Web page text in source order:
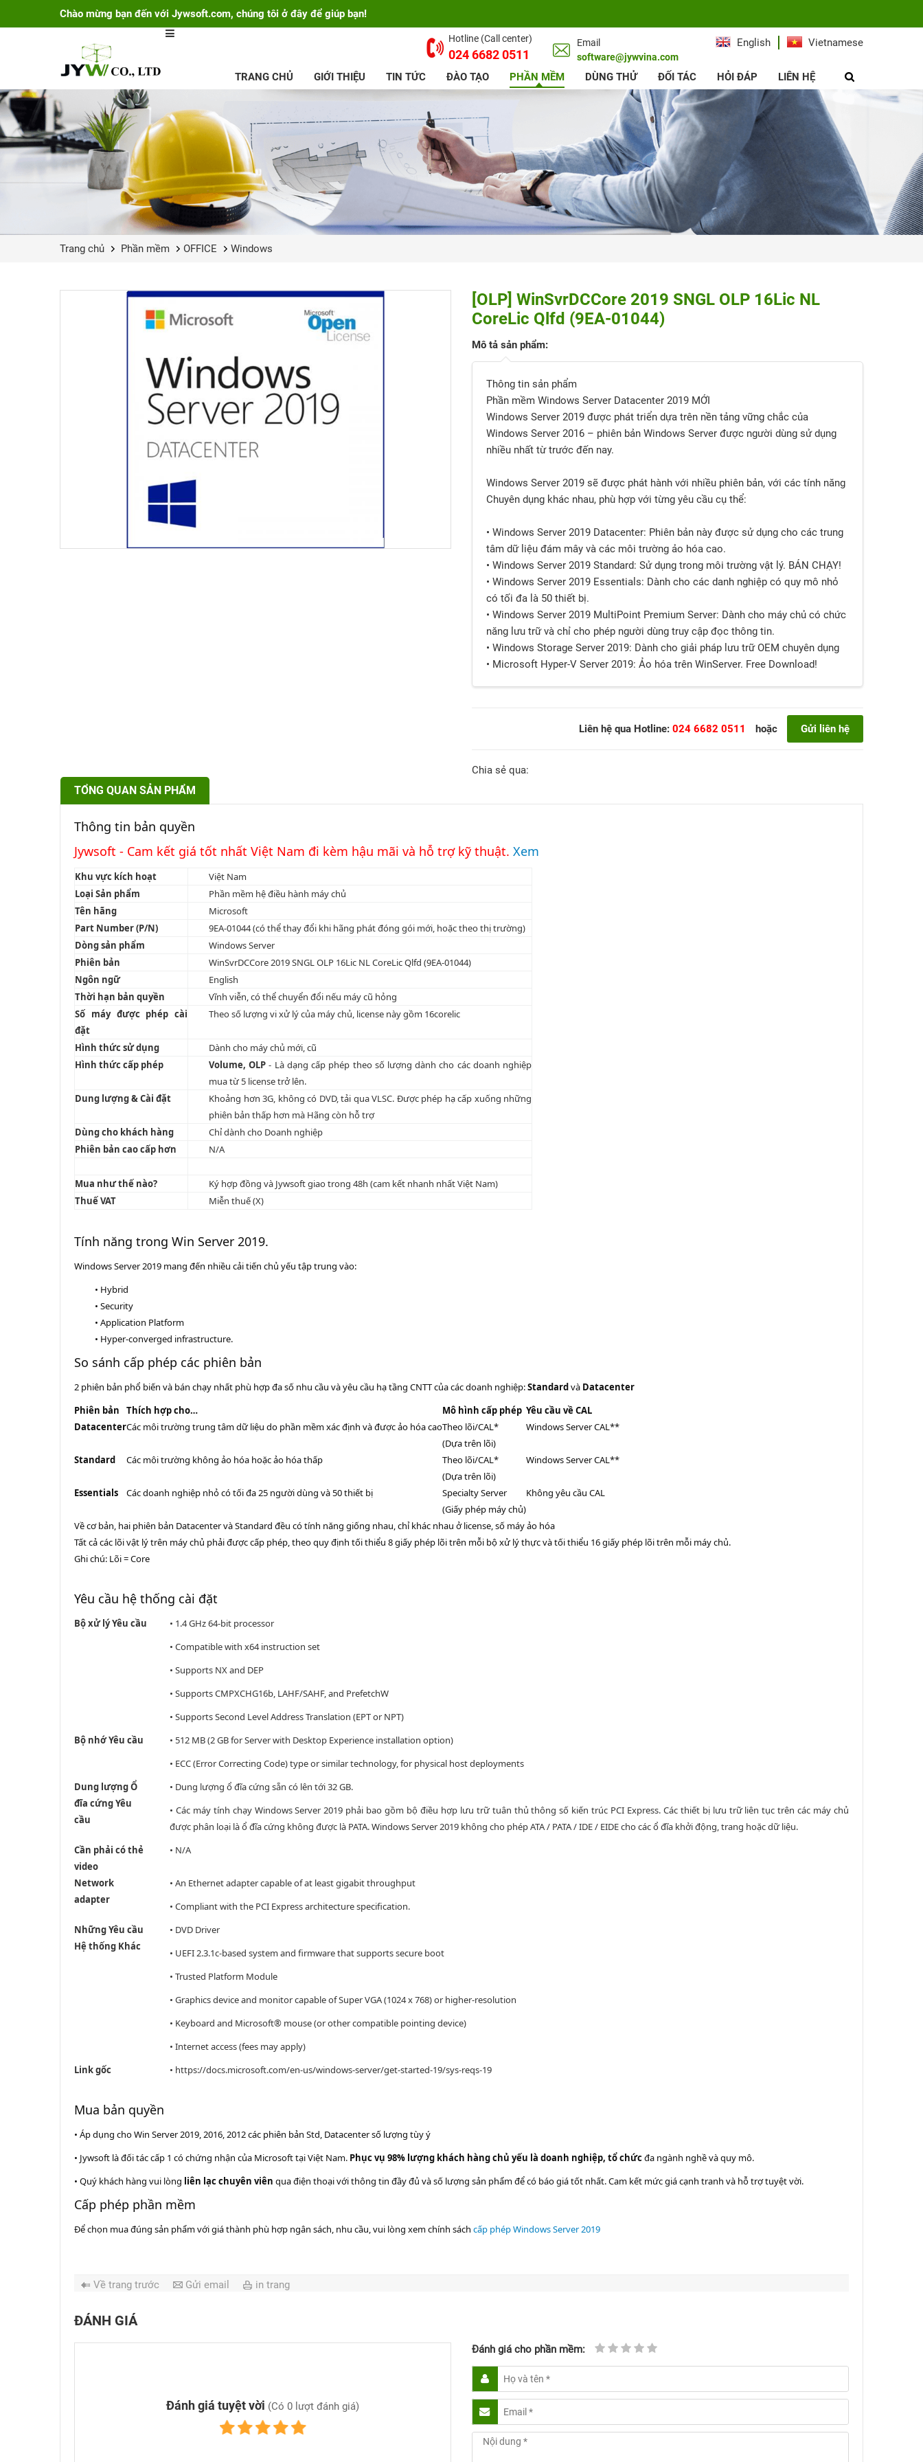
Chào mừng bạn đến với Jywsoft.com, chúng tôi ở đây để giúp bạn!
Vietnamese
English
Hotline (Call center)
024 6682 0511
Email
software@jywvina.com
TRANG CHỦ GIỚI THIỆU TIN TỨC ĐÀO TẠO PHẦN MỀM DÙNG THỬ ĐỐI TÁC HỎI ĐÁP LIÊN HỆ
Trang chủ Phần mềm OFFICE Windows
[OLP] WinSvrDCCore 2019 SNGL OLP 16Lic NL
CoreLic Qlfd (9EA-01044)
Mô tả sản phẩm:
Thông tin sản phẩm
Phần mềm Windows Server Datacenter 2019 MỚI
Windows Server 2019 được phát triển dựa trên nền tảng vững chắc của
Windows Server 2016 – phiên bản Windows Server được người dùng sử dụng
nhiều nhất từ trước đến nay.
Windows Server 2019 sẽ được phát hành với nhiều phiên bản, với các tính năng
Chuyên dụng khác nhau, phù hợp với từng yêu cầu cụ thể:
• Windows Server 2019 Datacenter: Phiên bản này được sử dụng cho các trung
tâm dữ liệu đám mây và các môi trường ảo hóa cao.
• Windows Server 2019 Standard: Sử dụng trong môi trường vật lý. BÁN CHẠY!
• Windows Server 2019 Essentials: Dành cho các danh nghiệp có quy mô nhỏ
có tối đa là 50 thiết bị.
• Windows Server 2019 MultiPoint Premium Server: Dành cho máy chủ có chức
năng lưu trữ và chỉ cho phép người dùng truy cập đọc thông tin.
• Windows Storage Server 2019: Dành cho giải pháp lưu trữ OEM chuyên dụng
• Microsoft Hyper-V Server 2019: Ảo hóa trên WinServer. Free Download!
Liên hệ qua Hotline: 024 6682 0511 hoặc Gửi liên hệ
Chia sẻ qua:
TỔNG QUAN SẢN PHẨM
Thông tin bản quyền
Jywsoft - Cam kết giá tốt nhất Việt Nam đi kèm hậu mãi và hỗ trợ kỹ thuật. Xem
Khu vực kích hoạt
Việt Nam
Loại Sản phẩm
Phần mềm hệ điều hành máy chủ
Tên hãng
Microsoft
Part Number (P/N)
9EA-01044 (có thể thay đổi khi hãng phát đóng gói mới, hoặc theo thị trường)
Dòng sản phẩm
Windows Server
Phiên bản
WinSvrDCCore 2019 SNGL OLP 16Lic NL CoreLic Qlfd (9EA-01044)
Ngôn ngữ
English
Thời hạn bản quyền
Vĩnh viễn, có thể chuyển đổi nếu máy cũ hỏng
Số máy được phép cài
đặt
Theo số lượng vi xử lý của máy chủ, license này gồm 16corelic
Hình thức sử dụng
Dành cho máy chủ mới, cũ
Hình thức cấp phép
Volume, OLP - Là dạng cấp phép theo số lượng dành cho các doanh nghiệp
mua từ 5 license trở lên.
Dung lượng & Cài đặt
Khoảng hơn 3G, không có DVD, tải qua VLSC. Được phép hạ cấp xuống những
phiên bản thấp hơn mà Hãng còn hỗ trợ
Dùng cho khách hàng
Chỉ dành cho Doanh nghiệp
Phiên bản cao cấp hơn
N/A
Mua như thế nào?
Ký hợp đồng và Jywsoft giao trong 48h (cam kết nhanh nhất Việt Nam)
Thuế VAT
Miễn thuế (X)
Tính năng trong Win Server 2019.
Windows Server 2019 mang đến nhiều cải tiến chủ yếu tập trung vào:
• Hybrid
• Security
• Application Platform
• Hyper-converged infrastructure.
So sánh cấp phép các phiên bản
2 phiên bản phổ biến và bán chạy nhất phù hợp đa số nhu cầu và yêu cầu hạ tầng CNTT của các doanh nghiệp:Standardvà Datacenter
Phiên bản
Thích hợp cho… Mô hình cấp phép Yêu cầu về CAL
DatacenterCác môi trường trung tâm dữ liệu do phần mềm xác định và được ảo hóa caoTheo lõi/CAL*
(Dựa trên lõi)
Windows Server CAL**
Standard Các môi trường không ảo hóa hoặc ảo hóa thấp
Theo lõi/CAL*
(Dựa trên lõi)
Windows Server CAL**
Essentials Các doanh nghiệp nhỏ có tối đa 25 người dùng và 50 thiết bị
Specialty Server
(Giấy phép máy chủ)
Không yêu cầu CAL
Về cơ bản, hai phiên bản Datacenter và Standard đều có tính năng giống nhau, chỉ khác nhau ở license, số máy ảo hóa
Tất cả các lõi vật lý trên máy chủ phải được cấp phép, theo quy định tối thiểu 8 giấy phép lõi trên mỗi bộ xử lý thực và tối thiểu 16 giấy phép lõi trên mỗi máy chủ.
Ghi chú: Lõi = Core
Yêu cầu hệ thống cài đặt
Bộ xử lý Yêu cầu
• 1.4 GHz 64-bit processor
• Compatible with x64 instruction set
• Supports NX and DEP
• Supports CMPXCHG16b, LAHF/SAHF, and PrefetchW
• Supports Second Level Address Translation (EPT or NPT)
Bộ nhớ Yêu cầu
• 512 MB (2 GB for Server with Desktop Experience installation option)
• ECC (Error Correcting Code) type or similar technology, for physical host deployments
Dung lượng Ổ
đĩa cứng Yêu
cầu
• Dung lượng ổ đĩa cứng sẵn có lên tới 32 GB.
• Các máy tính chạy Windows Server 2019 phải bao gồm bộ điều hợp lưu trữ tuân thủ thông số kiến trúc PCI Express. Các thiết bị lưu trữ liên tục trên các máy chủ
được phân loại là ổ đĩa cứng không được là PATA. Windows Server 2019 không cho phép ATA / PATA / IDE / EIDE cho các ổ đĩa khởi động, trang hoặc dữ liệu.
Cần phải có thẻ
video
• N/A
Network
adapter
• An Ethernet adapter capable of at least gigabit throughput
• Compliant with the PCI Express architecture specification.
Những Yêu cầu
Hệ thống Khác
• DVD Driver
• UEFI 2.3.1c-based system and firmware that supports secure boot
• Trusted Platform Module
• Graphics device and monitor capable of Super VGA (1024 x 768) or higher-resolution
• Keyboard and Microsoft® mouse (or other compatible pointing device)
• Internet access (fees may apply)
Link gốc
• https://docs.microsoft.com/en-us/windows-server/get-started-19/sys-reqs-19
Mua bản quyền
• Áp dụng cho Win Server 2019, 2016, 2012 các phiên bản Std, Datacenter số lượng tùy ý
• Jywsoft là đối tác cấp 1 có chứng nhận của Microsoft tại Việt Nam. Phục vụ 98% lượng khách hàng chủ yếu là doanh nghiệp, tổ chứcđa ngành nghề và quy mô.
• Quý khách hàng vui lòng liên lạc chuyên viên qua điện thoại với thông tin đầy đủ và số lượng sản phẩm để có báo giá tốt nhất. Cam kết mức giá cạnh tranh và hỗ trợ tuyệt vời.
Cấp phép phần mềm
Để chọn mua đúng sản phẩm với giá thành phù hợp ngân sách, nhu cầu, vui lòng xem chính sách cấp phép Windows Server 2019
Về trang trước Gửi email in trang
ĐÁNH GIÁ
Đánh giá tuyệt vời (Có 0 lượt đánh giá)
Đánh giá cho phần mềm: